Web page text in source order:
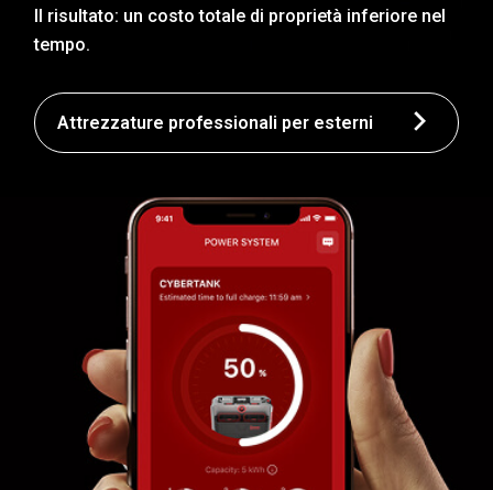
Il risultato: un costo totale di proprietà inferiore nel
tempo.
Attrezzature professionali per esterni